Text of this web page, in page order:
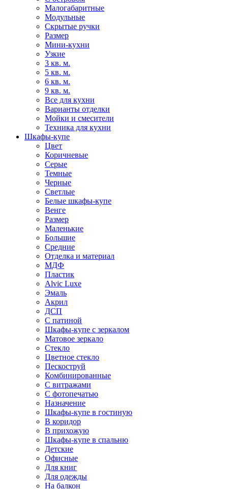
Малогабаритные
Модульные
Скрытые ручки
Размер
Мини-кухни
Узкие
3 кв. м.
5 кв. м.
6 кв. м.
9 кв. м.
Все для кухни
Варианты отделки
Мойки и смесители
Техника для кухни
Шкафы-купе
Цвет
Коричневые
Серые
Темные
Черные
Светлые
Белые шкафы-купе
Венге
Размер
Маленькие
Большие
Средние
Отделка и материал
МДФ
Пластик
Alvic Luxe
Эмаль
Акрил
ДСП
С патиной
Шкафы-купе с зеркалом
Матовое зеркало
Стекло
Цветное стекло
Пескоструй
Комбинированные
С витражами
С фотопечатью
Назначение
Шкафы-купе в гостиную
В коридор
В прихожую
Шкафы-купе в спальню
Детские
Офисные
Для книг
Для одежды
На балкон